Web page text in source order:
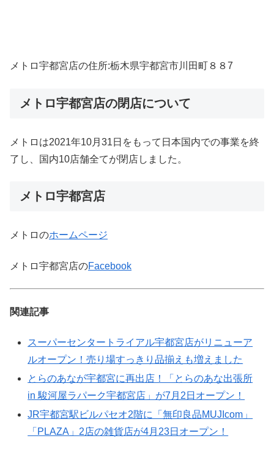
メトロ宇都宮店の住所:栃木県宇都宮市川田町８８7
メトロ宇都宮店の閉店について
メトロは2021年10月31日をもって日本国内での事業を終
了し、国内10店舗全てが閉店しました。
メトロ宇都宮店
メトロのホームページ
メトロ宇都宮店のFacebook
関連記事
スーパーセンタートライアル宇都宮店がリニューア
ルオープン！売り場すっきり品揃えも増えました
とらのあなが宇都宮に再出店！「とらのあな出張所
in 駿河屋ラパーク宇都宮店」が7月2日オープン！
JR宇都宮駅ビルパセオ2階に「無印良品MUJIcom」
「PLAZA」2店の雑貨店が4月23日オープン！